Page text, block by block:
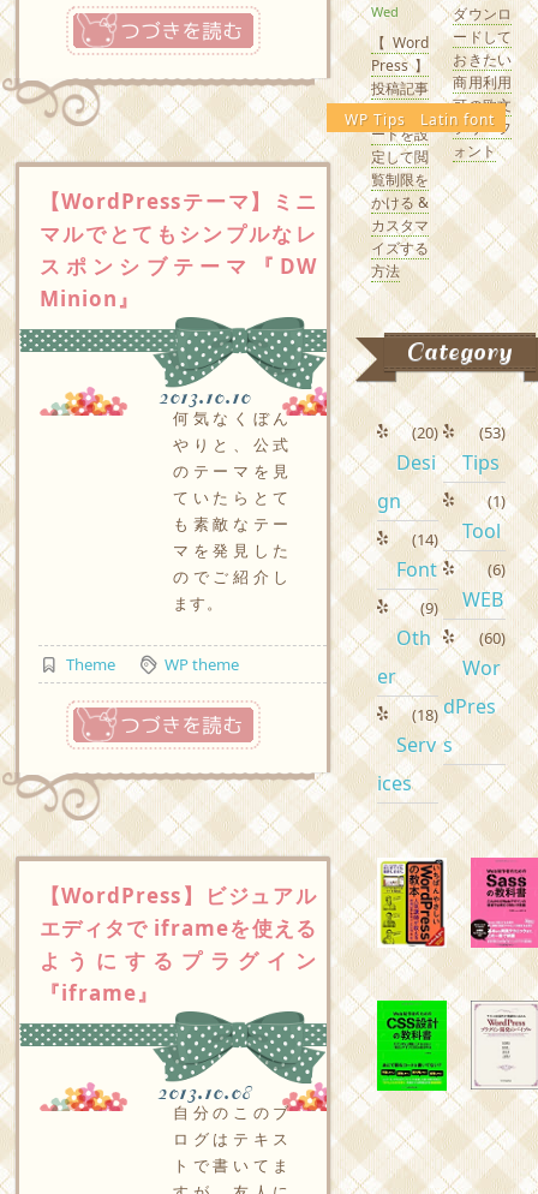
つづきを読む
【WordPressテーマ】ミニ
マルでとてもシンプルなレ
スポンシブテーマ『DW
Minion』
2013.10.10
何気なくぼん
やりと、公式
のテーマを見
ていたらとて
も素敵なテー
マを発見した
のでご紹介し
ます。
Theme WP theme
つづきを読む
【WordPress】ビジュアル
エディタで iframeを使える
ようにするプラグイン
『iframe』
2013.10.08
自分のこのブ
ログはテキス
トで書いてま
Wed
WP Tips
【Word
Press】
投稿記事
にパスワ
ードを設
定して閲
覧制限を
かける &
カスタマ
イズする
方法
Latin font
ダウンロ
ードして
おきたい
商用利用
可の欧文
フリーフ
ォント
Category
Desi
gn
(20)
Font
(14)
Oth
er
(9)
Serv
ices
(18)
Tips
(53)
Tool
(1)
WEB
(6)
Wor
dPres
s
(60)